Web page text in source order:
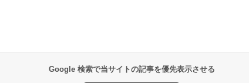
Google 検索で当サイトの記事を優先表示させる